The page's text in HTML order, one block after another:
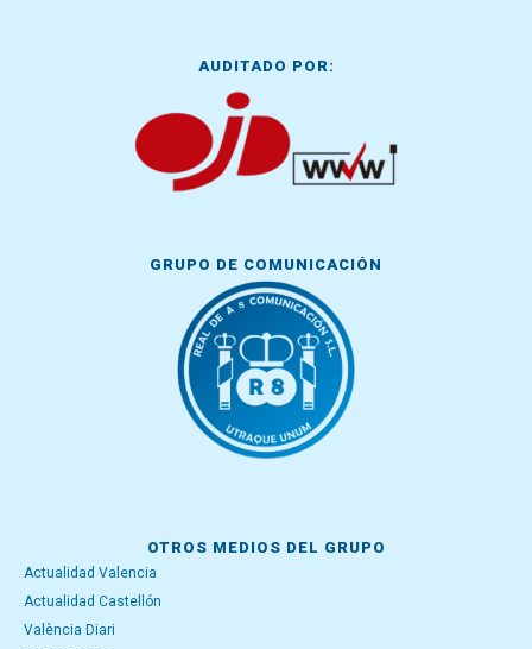
AUDITADO POR:
GRUPO DE COMUNICACIÓN
OTROS MEDIOS DEL GRUPO
Actualidad Valencia
Actualidad Castellón
València Diari